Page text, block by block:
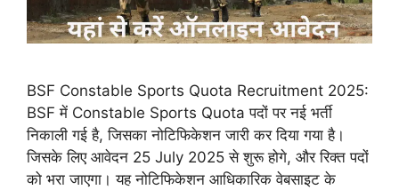
BSF Constable Sports Quota Recruitment 2025:
BSF में Constable Sports Quota पदों पर नई भर्ती
निकाली गई है, जिसका नोटिफिकेशन जारी कर दिया गया है।
जिसके लिए आवेदन 25 July 2025 से शुरू होगे, और रिक्त पदों
को भरा जाएगा। यह नोटिफिकेशन आधिकारिक वेबसाइट के